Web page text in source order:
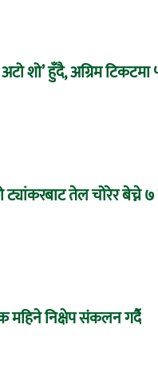
अटो शो’ हुँदै, अग्रिम
ट्यांकरबाट तेल चोरेर बेच्ने
महिने निक्षेप संकलन गर्दै